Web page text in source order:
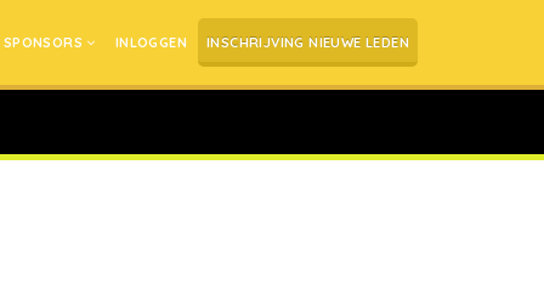
SPONSORS INLOGGEN INSCHRIJVING NIEUWE LEDEN